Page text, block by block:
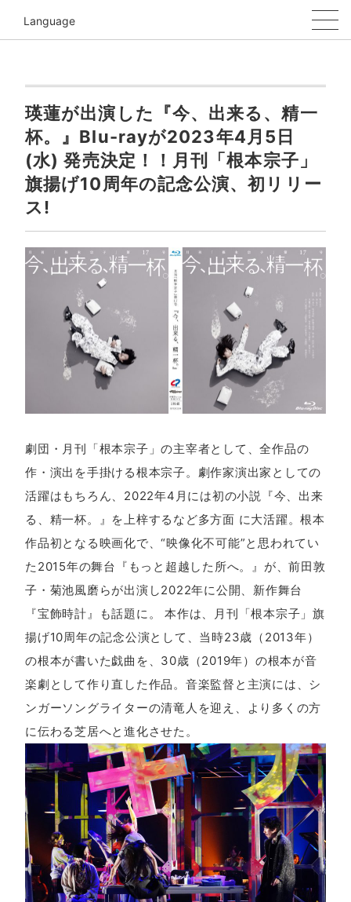
Language
瑛蓮が出演した『今、出来る、精一
杯。』Blu-rayが2023年4⽉5⽇
(⽔) 発売決定！！月刊「根本宗子」
旗揚げ10周年の記念公演、初リリー
ス!
劇団・月刊「根本宗子」の主宰者として、全作品の
作・演出を手掛ける根本宗子。劇作家演出家としての
活躍はもちろん、2022年4月には初の小説『今、出来
る、精一杯。』を上梓するなど多方面 に大活躍。根本
作品初となる映画化で、“映像化不可能”と思われてい
た2015年の舞台『もっと超越した所へ。』が、前田敦
子・菊池風磨らが出演し2022年に公開、新作舞台
『宝飾時計』も話題に。 本作は、月刊「根本宗子」旗
揚げ10周年の記念公演として、当時23歳（2013年）
の根本が書いた戯曲を、30歳（2019年）の根本が音
楽劇として作り直した作品。音楽監督と主演には、シ
ンガーソングライターの清竜人を迎え、より多くの方
に伝わる芝居へと進化させた。